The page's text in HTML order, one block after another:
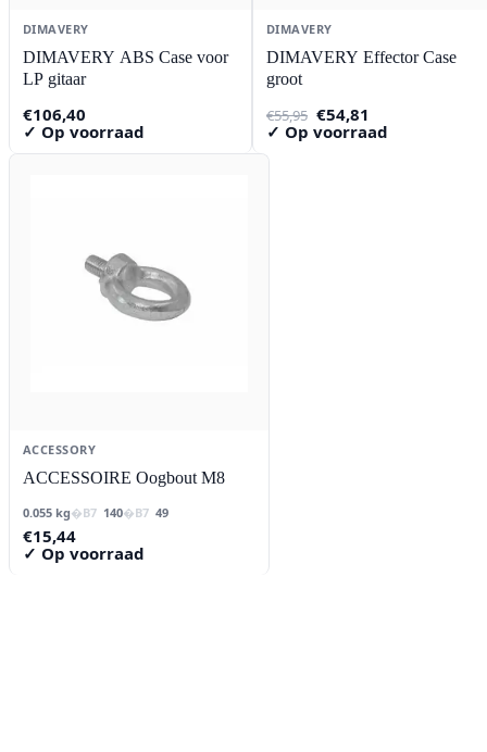
DIMAVERY
DIMAVERY ABS Case voor
LP gitaar
€106,40
✓ Op voorraad
DIMAVERY
DIMAVERY Effector Case
groot
€55,95 Oorspronkelijke
prijs
€54,81
prijs
✓ Op voorraad
ACCESSORY
ACCESSOIRE Oogbout M8
0.055 kg 140 49
€15,44
✓ Op voorraad